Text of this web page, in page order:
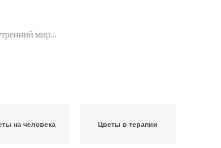
мир...
на человека Цветы в терапии